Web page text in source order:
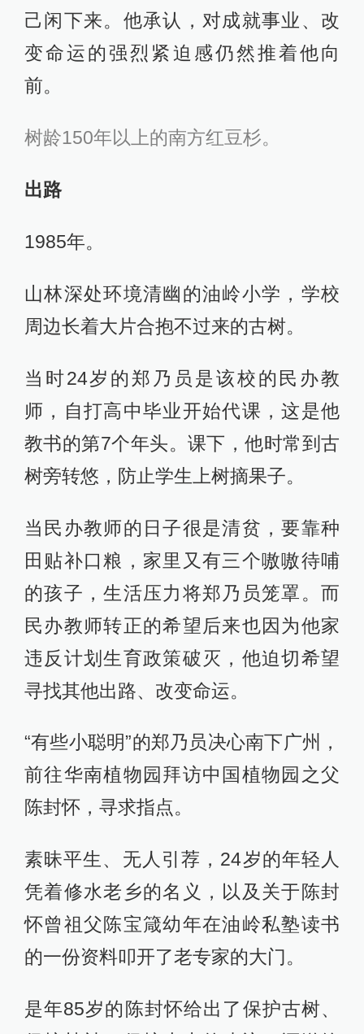
己闲下来。他承认，对成就事业、改
变命运的强烈紧迫感仍然推着他向
前。
树龄150年以上的南方红豆杉。
出路
1985年。
山林深处环境清幽的油岭小学，学校
周边长着大片合抱不过来的古树。
当时24岁的郑乃员是该校的民办教
师，自打高中毕业开始代课，这是他
教书的第7个年头。课下，他时常到古
树旁转悠，防止学生上树摘果子。
当民办教师的日子很是清贫，要靠种
田贴补口粮，家里又有三个嗷嗷待哺
的孩子，生活压力将郑乃员笼罩。而
民办教师转正的希望后来也因为他家
违反计划生育政策破灭，他迫切希望
寻找其他出路、改变命运。
“有些小聪明”的郑乃员决心南下广州，
前往华南植物园拜访中国植物园之父
陈封怀，寻求指点。
素昧平生、无人引荐，24岁的年轻人
凭着修水老乡的名义，以及关于陈封
怀曾祖父陈宝箴幼年在油岭私塾读书
的一份资料叩开了老专家的大门。
是年85岁的陈封怀给出了保护古树、